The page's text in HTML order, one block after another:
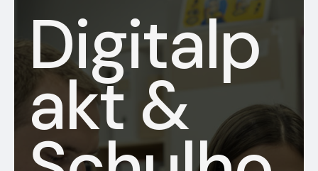
Digitalp
akt &